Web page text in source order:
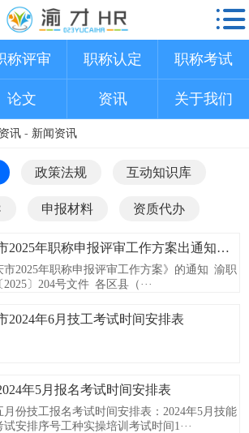
称评审 职称认定 职称考试
论文 资讯 关于我们
讯 - 新闻资讯
政策法规 互动知识库
申报材料 资质代办
重庆市2025年职称申报评审工作方案出通知啦！
市2025年职称申报评审工作方案》的通知 渝职
〕204号文件 各区县（···
2024年6月技工考试时间安排表
年5月报名考试时间安排表
月份技工报名考试时间安排表：2024年5月技能
试安排序号工种实操培训考试时间1···